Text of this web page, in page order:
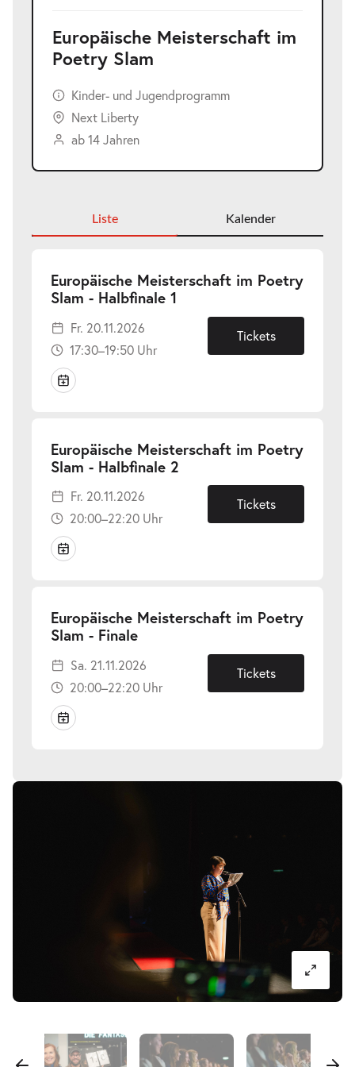
Europäische Meisterschaft im
Poetry Slam
Kinder- und Jugendprogramm
Next Liberty
ab 14 Jahren
Liste Kalender
Europäische Meisterschaft im Poetry
Slam - Halbfinale 1
20.11.2026
Fr. 20.11.2026
17:30–19:50 Uhr
Tickets
Europäische Meisterschaft im Poetry
Slam - Halbfinale 2
20.11.2026
Fr. 20.11.2026
20:00–22:20 Uhr
Tickets
Europäische Meisterschaft im Poetry
Slam - Finale-
21.11.2026
Sa. 21.11.2026
20:00–22:20 Uhr
Tickets
Bildergalerie